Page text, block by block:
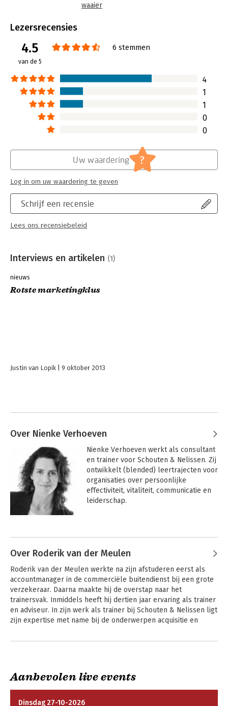
acquisitiepad bent.
waaier
Bindwijze:
Uitgever:
Uitgeverij Thema
Verschijningsdatum:
Hoofdrubriek: Reclame en verkoop
Lezersrecensies
4.5
van de 5
6 stemmen
4
1
1
0
0
Schrijf een recensie
Lees ons recensiebeleid
Uw waardering ?
Log in om uw waardering te geven
Interviews en artikelen (1)
nieuws
Rotste marketingklus
Justin van Lopik 9 oktober 2013
Over Nienke Verhoeven
Nienke Verhoeven werkt als consultant
en trainer voor Schouten & Nelissen. Zij
ontwikkelt (blended) leertrajecten voor
organisaties over persoonlijke
effectiviteit, vitaliteit, communicatie en
leiderschap.
Over Roderik van der Meulen
Roderik van der Meulen werkte na zijn afstuderen eerst als
accountmanager in de commerciële buitendienst bij een grote
verzekeraar. Daarna maakte hij de overstap naar het
trainersvak. Inmiddels heeft hij dertien jaar ervaring als trainer
en adviseur. In zijn werk als trainer bij Schouten & Nelissen ligt
zijn expertise met name bij de onderwerpen acquisitie en
Aanbevolen live events
Dinsdag 27-10-2026